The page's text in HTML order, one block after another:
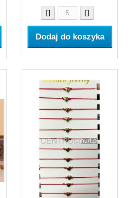
Dodaj do koszyka